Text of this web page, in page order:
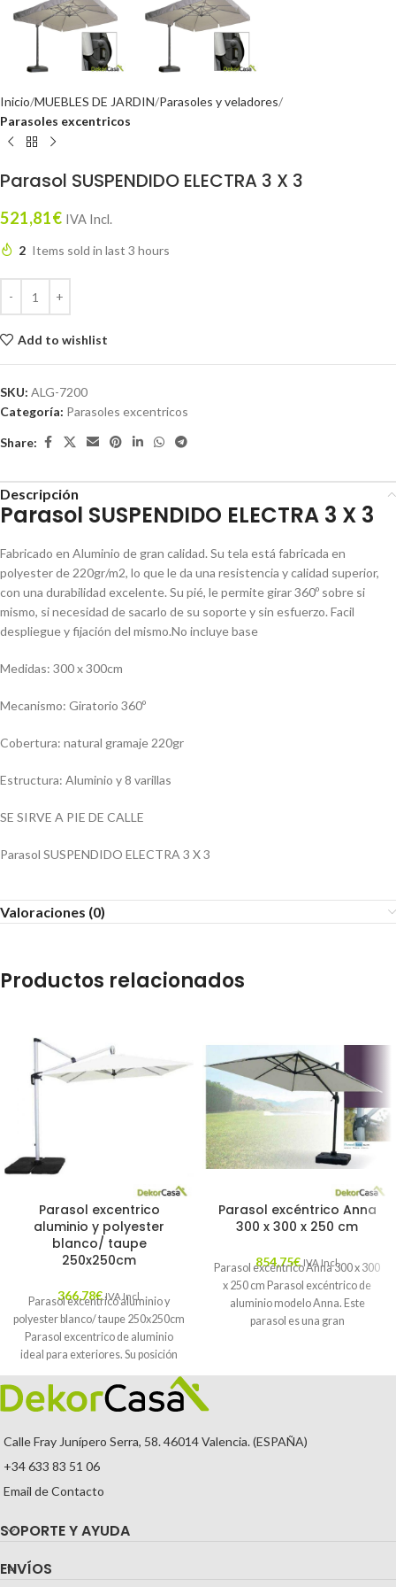
Inicio MUEBLES DE JARDIN Parasoles y veladores
Parasoles excentricos
Parasol SUSPENDIDO ELECTRA 3 X 3
521,81€ IVA Incl.
2 Items sold in last 3 hours
Add to wishlist
SKU: ALG-7200
Categoría: Parasoles excentricos
Share:
Descripción
Parasol SUSPENDIDO ELECTRA 3 X 3
Fabricado en Aluminio de gran calidad. Su tela está fabricada en
polyester de 220gr/m2, lo que le da una resistencia y calidad superior,
con una durabilidad excelente. Su pié, le permite girar 360º sobre si
mismo, si necesidad de sacarlo de su soporte y sin esfuerzo. Facil
despliegue y fijación del mismo.No incluye base
Medidas: 300 x 300cm
Mecanismo: Giratorio 360º
Cobertura: natural gramaje 220gr
Estructura: Aluminio y 8 varillas
SE SIRVE A PIE DE CALLE
Parasol SUSPENDIDO ELECTRA 3 X 3
Valoraciones (0)
Productos relacionados
Parasol excentrico
aluminio y polyester
blanco/ taupe
250x250cm
366,78€ IVA Incl.
Parasol excentrico aluminio y
polyester blanco/ taupe 250x250cm
Parasol excentrico de aluminio
ideal para exteriores. Su posición
excéntrica permite aprovechar
Parasol excéntrico Anna
300 x 300 x 250 cm
854,75€ IVA Incl.
Parasol excéntrico Anna 300 x 300
x 250 cm Parasol excéntrico de
aluminio modelo Anna. Este
parasol es una gran
Calle Fray Junípero Serra, 58. 46014 Valencia. (ESPAÑA)
+34 633 83 51 06
Email de Contacto
SOPORTE Y AYUDA
ENVÍOS